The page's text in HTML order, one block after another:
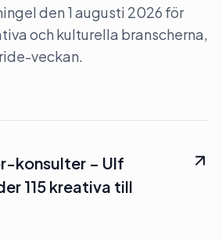
den 1 augusti 2026 för
och kulturella branscherna,
veckan.
konsulter – Ulf
115 kreativa till